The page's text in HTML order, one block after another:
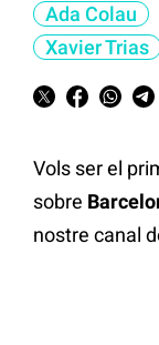
Ada Colau
Xavier Trias
Vols ser el
sobre
nostre canal